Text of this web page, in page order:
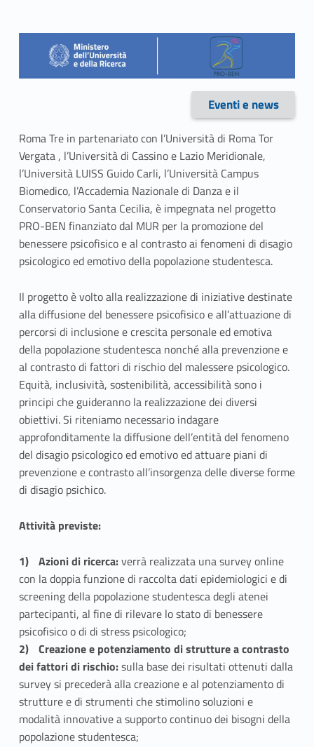
r
g
e
t
t
o
P
R
O
-
B
E
N
Link identifier #identifier__125524-1 Eventi e news
Roma Tre in partenariato con l’Università di Roma Tor
Vergata , l’Università di Cassino e Lazio Meridionale,
l’Università LUISS Guido Carli, l’Università Campus
Biomedico, l’Accademia Nazionale di Danza e il
Conservatorio Santa Cecilia, è impegnata nel progetto
PRO-BEN finanziato dal MUR per la promozione del
benessere psicofisico e al contrasto ai fenomeni di disagio
psicologico ed emotivo della popolazione studentesca.
Il progetto è volto alla realizzazione di iniziative destinate
alla diffusione del benessere psicofisico e all’attuazione di
percorsi di inclusione e crescita personale ed emotiva
della popolazione studentesca nonché alla prevenzione e
al contrasto di fattori di rischio del malessere psicologico.
Equità, inclusività, sostenibilità, accessibilità sono i
principi che guideranno la realizzazione dei diversi
obiettivi. Si riteniamo necessario indagare
approfonditamente la diffusione dell’entità del fenomeno
del disagio psicologico ed emotivo ed attuare piani di
prevenzione e contrasto all’insorgenza delle diverse forme
di disagio psichico.
Attività previste:
Azioni di ricerca:verrà realizzata una survey online
con la doppia funzione di raccolta dati epidemiologici e di
screening della popolazione studentesca degli atenei
partecipanti, al fine di rilevare lo stato di benessere
psicofisico o di di stress psicologico;
Creazione e potenziamento di strutture a contrasto
dei fattori di rischio:sulla base dei risultati ottenuti dalla
survey si precederà alla creazione e al potenziamento di
strutture e di strumenti che stimolino soluzioni e
modalità innovative a supporto continuo dei bisogni della
popolazione studentesca;